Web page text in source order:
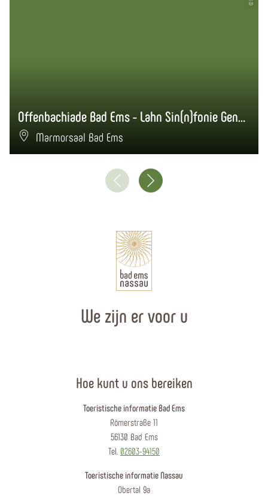
Offenbachiade Bad Ems - Lahn Sin(n)fonie Generalprobe
Marmorsaal Bad Ems
We zijn er voor u
Hoe kunt u ons bereiken
Toeristische informatie Bad Ems
Römerstraße 11
56130 Bad Ems
Tel. 02603-94150
Toeristische informatie Nassau
Obertal 9a